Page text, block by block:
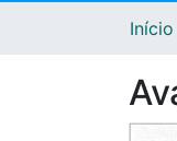
Início